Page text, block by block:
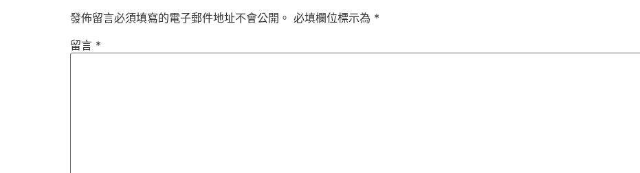
發佈留言必須填寫的電子郵件地址不會公開。 必填欄位標示為 *
留言 *